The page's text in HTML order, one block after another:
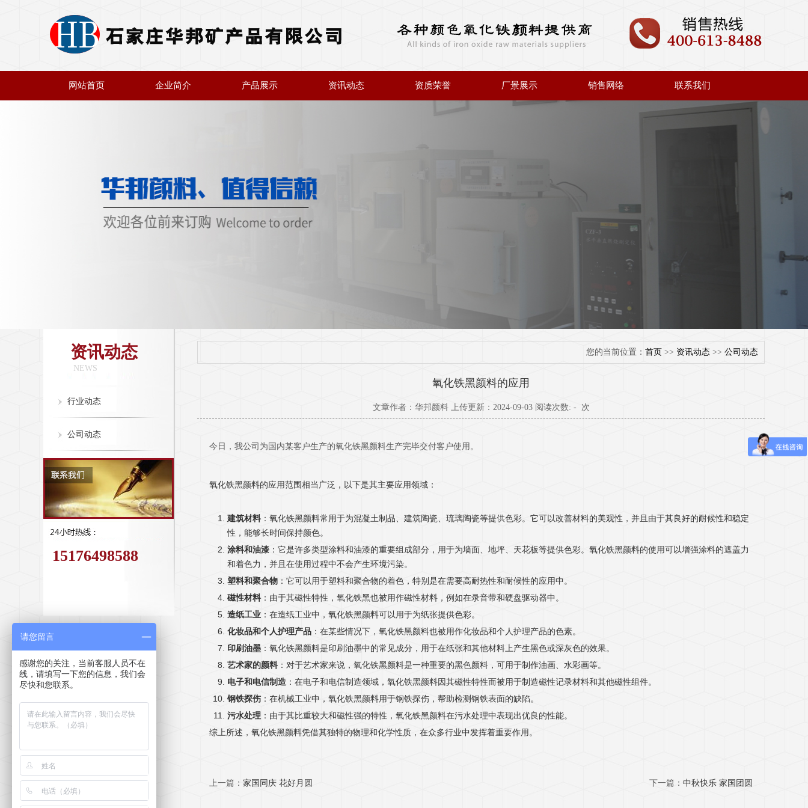
网站首页 企业简介 产品展示 资讯动态 资质荣誉 厂景展示 销售网络 联系我们
资讯动态
NEWS
行业动态
公司动态
15176498588
您的当前位置： 首页 >> 资讯动态 >> 公司动态
氧化铁黑颜料的应用
文章作者：华邦颜料 上传更新：2024-09-03 阅读次数: - 次
今日，我公司为国内某客户生产的氧化铁黑颜料生产完毕交付客户使用。
氧化铁黑颜料的应用范围相当广泛，以下是其主要应用领域：
建筑材料 ：氧化铁黑颜料常用于为混凝土制品、建筑陶瓷、琉璃陶瓷等提供色彩。它可以改善材料的美观性，并且由于其良好的耐候性和稳定
性，能够长时间保持颜色。
涂料和油漆 ：它是许多类型涂料和油漆的重要组成部分，用于为墙面、地坪、天花板等提供色彩。氧化铁黑颜料的使用可以增强涂料的遮盖力
和着色力，并且在使用过程中不会产生环境污染。
塑料和聚合物 ：它可以用于塑料和聚合物的着色，特别是在需要高耐热性和耐候性的应用中。
磁性材料 ：由于其磁性特性，氧化铁黑也被用作磁性材料，例如在录音带和硬盘驱动器中。
造纸工业 ：在造纸工业中，氧化铁黑颜料可以用于为纸张提供色彩。
化妆品和个人护理产品 ：在某些情况下，氧化铁黑颜料也被用作化妆品和个人护理产品的色素。
印刷油墨 ：氧化铁黑颜料是印刷油墨中的常见成分，用于在纸张和其他材料上产生黑色或深灰色的效果。
艺术家的颜料：对于艺术家来说，氧化铁黑颜料是一种重要的黑色颜料，可用于制作油画、水彩画等。
电子和电信制造 ：在电子和电信制造领域，氧化铁黑颜料因其磁性特性而被用于制造磁性记录材料和其他磁性组件。
钢铁探伤 ：在机械工业中，氧化铁黑颜料用于钢铁探伤，帮助检测钢铁表面的缺陷。
污水处理 ：由于其比重较大和磁性强的特性，氧化铁黑颜料在污水处理中表现出优良的性能。
综上所述，氧化铁黑颜料凭借其独特的物理和化学性质，在众多行业中发挥着重要作用。
上一篇： 家国同庆 花好月圆 下一篇： 中秋快乐 家国团圆
请您留言
感谢您的关注，当前客服人员不在
线，请填写一下您的信息，我们会
尽快和您联系。